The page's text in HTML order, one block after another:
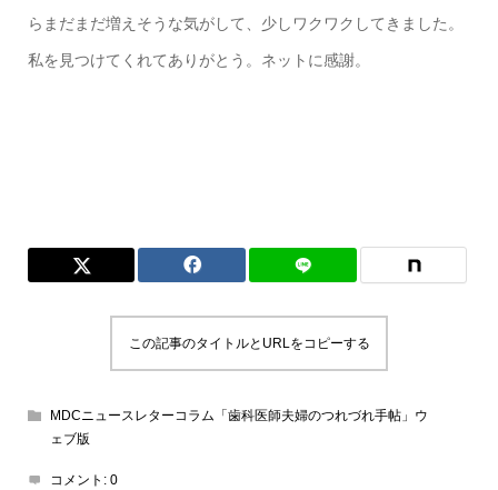
らまだまだ増えそうな気がして、少しワクワクしてきました。
私を見つけてくれてありがとう。ネットに感謝。
この記事のタイトルとURLをコピーする
MDCニュースレターコラム「歯科医師夫婦のつれづれ手帖」ウ
ェブ版
コメント: 0